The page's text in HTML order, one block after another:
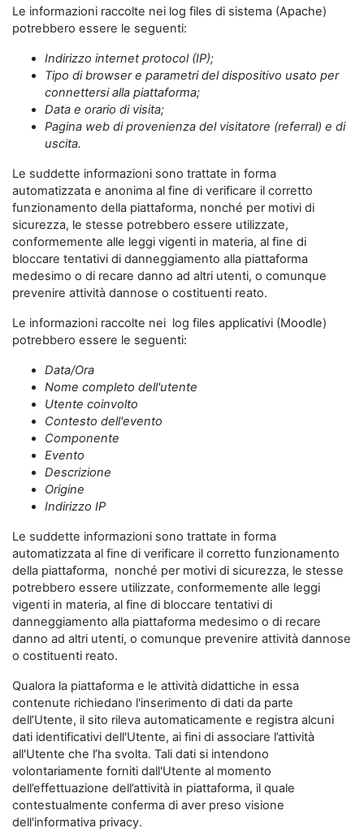
Le informazioni raccolte nei log files di sistema (Apache)
potrebbero essere le seguenti:
Indirizzo internet protocol (IP);
Tipo di browser e parametri del dispositivo usato per
connettersi alla piattaforma;
Data e orario di visita;
Pagina web di provenienza del visitatore (referral) e di
uscita.
Le suddette informazioni sono trattate in forma
automatizzata e anonima al fine di verificare il corretto
funzionamento della piattaforma, nonché per motivi di
sicurezza, le stesse potrebbero essere utilizzate,
conformemente alle leggi vigenti in materia, al fine di
bloccare tentativi di danneggiamento alla piattaforma
medesimo o di recare danno ad altri utenti, o comunque
prevenire attività dannose o costituenti reato.
Le informazioni raccolte nei log files applicativi (Moodle)
potrebbero essere le seguenti:
Data/Ora
Nome completo dell'utente
Utente coinvolto
Contesto dell'evento
Componente
Evento
Descrizione
Origine
Indirizzo IP
Le suddette informazioni sono trattate in forma
automatizzata al fine di verificare il corretto funzionamento
della piattaforma, nonché per motivi di sicurezza, le stesse
potrebbero essere utilizzate, conformemente alle leggi
vigenti in materia, al fine di bloccare tentativi di
danneggiamento alla piattaforma medesimo o di recare
danno ad altri utenti, o comunque prevenire attività dannose
o costituenti reato.
Qualora la piattaforma e le attività didattiche in essa
contenute richiedano l'inserimento di dati da parte
dell’Utente, il sito rileva automaticamente e registra alcuni
dati identificativi dell'Utente, ai fini di associare l’attività
all'Utente che l’ha svolta. Tali dati si intendono
volontariamente forniti dall'Utente al momento
dell’effettuazione dell’attività in piattaforma, il quale
contestualmente conferma di aver preso visione
dell'informativa privacy.